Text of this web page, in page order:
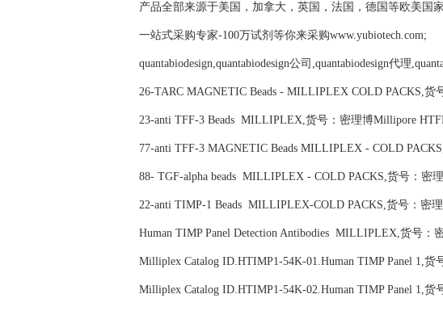
产品全部来源于美国，加拿大，英国，法国，德国等欧美国
一站式采购专家-100万试剂等你来采购www.yubiotech.com;
quantabiodesign,quantabiodesign公司,quantabiodesign代理
26-TARC MAGNETIC Beads - MILLIPLEX COLD PACKS,
23-anti TFF-3 Beads MILLIPLEX,货号：密理博Millipore
77-anti TFF-3 MAGNETIC Beads MILLIPLEX - COLD
88- TGF-alpha beads MILLIPLEX - COLD PACKS,货号：密
22-anti TIMP-1 Beads MILLIPLEX-COLD PACKS,货号：密
Human TIMP Panel Detection Antibodies MILLIPLEX,货号：
Milliplex Catalog ID.HTIMP1-54K-01.Human TIMP Panel 1,
Milliplex Catalog ID.HTIMP1-54K-02.Human TIMP Panel 1,